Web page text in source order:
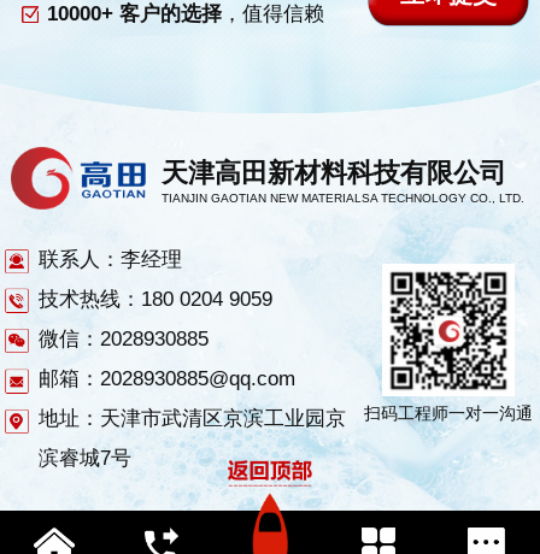
10000+ 客户的选择，值得信赖
天津高田新材料科技有限公司
TIANJIN GAOTIAN NEW MATERIALSA TECHNOLOGY CO., LTD.
联系人：李经理
技术热线：180 0204 9059
微信：2028930885
邮箱：2028930885@qq.com
地址：天津市武清区京滨工业园京
滨睿城7号
扫码工程师一对一沟通